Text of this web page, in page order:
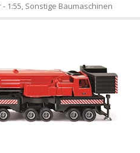
1:55, Sonstige Baumaschinen